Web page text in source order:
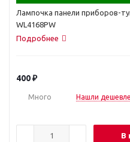
Лампочка панели приборов-
WL4168PW
Подробнее
400₽
Много Нашли
В